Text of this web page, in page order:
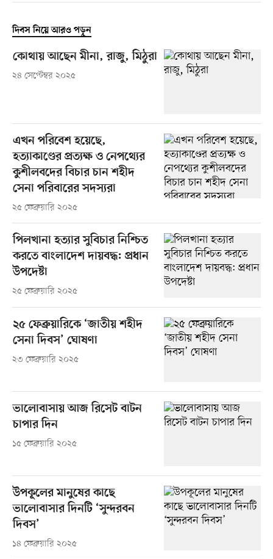
দিবস নিয়ে আরও পড়ুন
কোথায় আছেন মীনা, রাজু, মিঠুরা
২৪ সেপ্টেম্বর ২০২৫
এখন পরিবেশ হয়েছে,
হত্যাকাণ্ডের প্রত্যক্ষ ও নেপথ্যের
কুশীলবদের বিচার চান শহীদ
সেনা পরিবারের সদস্যরা
২৫ ফেব্রুয়ারি ২০২৫
পিলখানা হত্যার সুবিচার নিশ্চিত
করতে বাংলাদেশ দায়বদ্ধ: প্রধান
উপদেষ্টা
২৫ ফেব্রুয়ারি ২০২৫
২৫ ফেব্রুয়ারিকে ‘জাতীয় শহীদ
সেনা দিবস’ ঘোষণা
২৩ ফেব্রুয়ারি ২০২৫
ভালোবাসায় আজ রিসেট বাটন
চাপার দিন
১৫ ফেব্রুয়ারি ২০২৫
উপকূলের মানুষের কাছে
ভালোবাসার দিনটি ‘সুন্দরবন
দিবস’
১৪ ফেব্রুয়ারি ২০২৫